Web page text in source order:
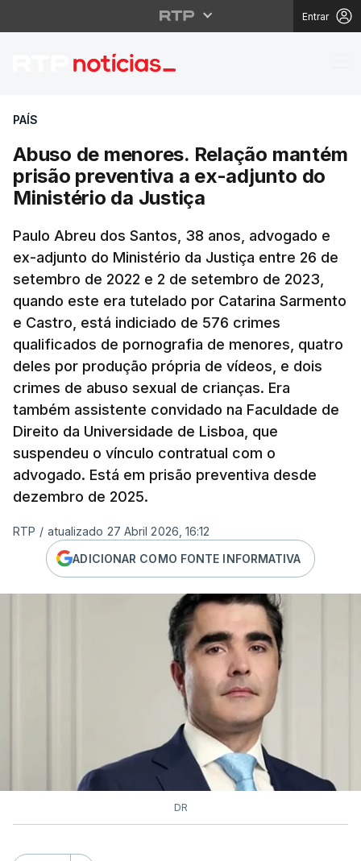
Entrar
Abuso de menores.
PAÍS
Abuso de menores. Relação mantém
prisão preventiva a ex-adjunto do
Ministério da Justiça
Paulo Abreu dos Santos, 38 anos, advogado e
ex-adjunto do Ministério da Justiça entre 26 de
setembro de 2022 e 2 de setembro de 2023,
quando este era tutelado por Catarina Sarmento
e Castro, está indiciado de 576 crimes
qualificados de pornografia de menores, quatro
deles por produção própria de vídeos, e dois
crimes de abuso sexual de crianças. Era
também assistente convidado na Faculdade de
Direito da Universidade de Lisboa, que
suspendeu o vínculo contratual com o
advogado. Está em prisão preventiva desde
dezembro de 2025.
RTP / atualizado 27 Abril 2026, 16:12
ADICIONAR COMO FONTE INFORMATIVA
DR